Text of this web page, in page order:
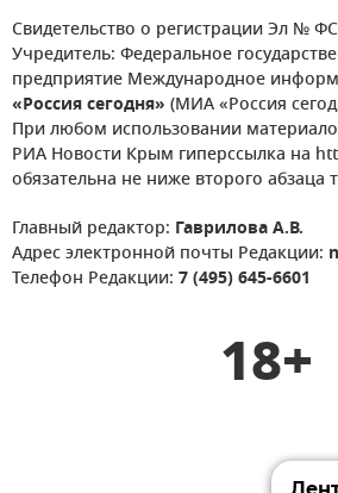
Свидетельство о регистрации Эл №
Учредитель: Федеральное
предприятие Международное
«Россия сегодня» (МИА «Россия
При любом использовании
РИА Новости Крым гиперссылка на
обязательна не ниже второго абзаца
Главный редактор: Гаврилова А.В.
Адрес электронной почты Редакции:
Телефон Редакции: 7 (495) 645-6601
18+